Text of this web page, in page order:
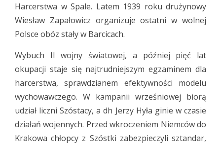
Harcerstwa w Spale. Latem 1939 roku drużynowy
Wiesław Zapałowicz organizuje ostatni w wolnej
Polsce obóz stały w Barcicach.
Wybuch II wojny światowej, a później pięć lat
okupacji staje się najtrudniejszym egzaminem dla
harcerstwa, sprawdzianem efektywności modelu
wychowawczego. W kampanii wrześniowej biorą
udział liczni Szóstacy, a dh Jerzy Hyła ginie w czasie
działań wojennych. Przed wkroczeniem Niemców do
Krakowa chłopcy z Szóstki zabezpieczyli sztandar,